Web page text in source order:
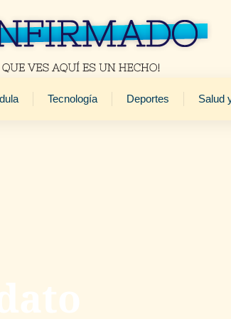
Tecnología Deportes Salud